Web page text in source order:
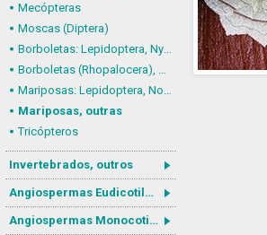
Mecópteras
Moscas (Diptera)
Borboletas: Lepidoptera, Nymphalidae
Borboletas (Rhopalocera), outras
Mariposas: Lepidoptera, Noctuoidea
Mariposas, outras
Tricópteros
Invertebrados, outros
Angiospermas Eudicotiledôneas
Angiospermas Monocotiledôneas